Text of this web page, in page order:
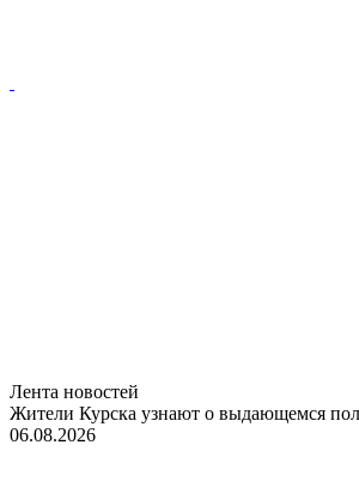
Лента новостей
Жители Курска узнают о выдающемся
06.08.2026